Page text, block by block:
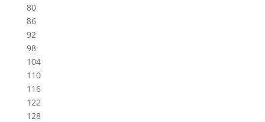
80
86
92
98
104
110
116
122
128